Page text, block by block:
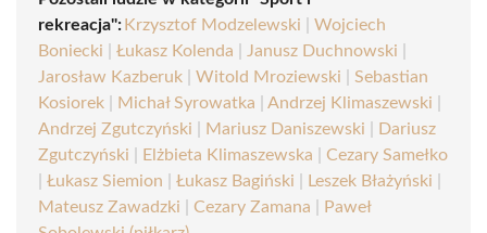
rekreacja": Krzysztof Modzelewski
Wojciech
Boniecki
Łukasz Kolenda Janusz Duchnowski
Jarosław Kazberuk
Witold Mroziewski
Sebastian
Kosiorek
Michał Syrowatka Andrzej Klimaszewski
Andrzej Zgutczyński
Mariusz Daniszewski
Dariusz
Zgutczyński
Elżbieta Klimaszewska
Cezary Samełko
Łukasz Siemion Łukasz Bagiński Leszek Błażyński
Mateusz Zawadzki
Cezary Zamana
Paweł